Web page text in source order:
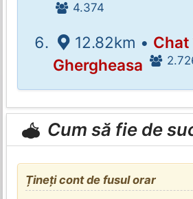
4.374
12.82km • Chat
Ghergheasa
Cum să fie de
Țineți cont de fusul orar